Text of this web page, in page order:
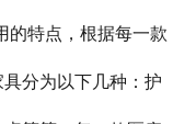
的特点，根据每一款
分为以下几种：护